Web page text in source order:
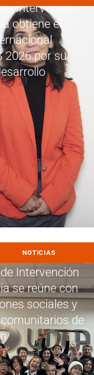
de Intervención
obtiene el
2026 por su
NOTICIAS
Intervención
se reúne con
sociales y
de